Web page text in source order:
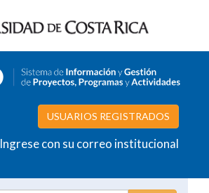
USUARIOS REGISTRADOS
Ingrese con su correo institucional